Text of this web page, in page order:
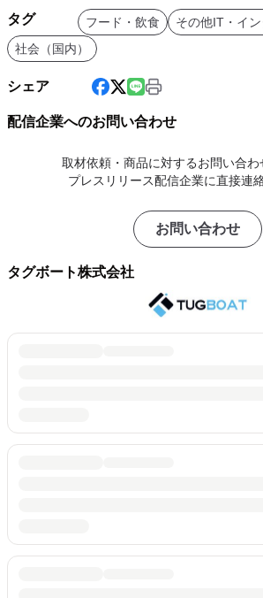
タグ フード・飲食
その他IT・イ
社会（国内）
シェア
配信企業へのお問い合わせ
取材依頼・商品に対するお問い合わ
プレスリリース配信企業に直接連
お問い合わせ
タグボート株式会社